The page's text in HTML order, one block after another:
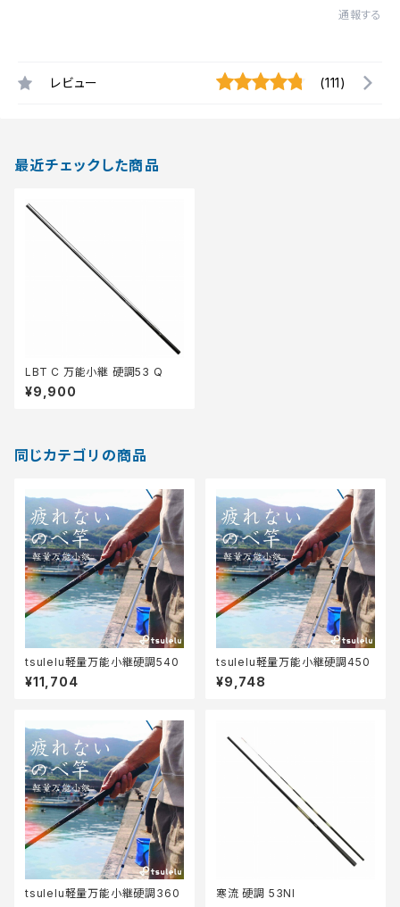
通報する
レビュー (111)
最近チェックした商品
LBT C 万能小継 硬調53 Q
¥9,900
同じカテゴリの商品
tsulelu軽量万能小継硬調540
¥11,704
tsulelu軽量万能小継硬調450
¥9,748
tsulelu軽量万能小継硬調360 寒流 硬調 53NI